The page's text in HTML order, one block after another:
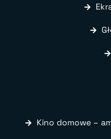
Kino domowe –